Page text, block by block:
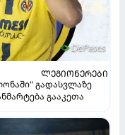
ᲚᲔᲒᲘᲝᲜᲔᲠᲔᲑᲘ
გადასვლაზე
გააკეთა